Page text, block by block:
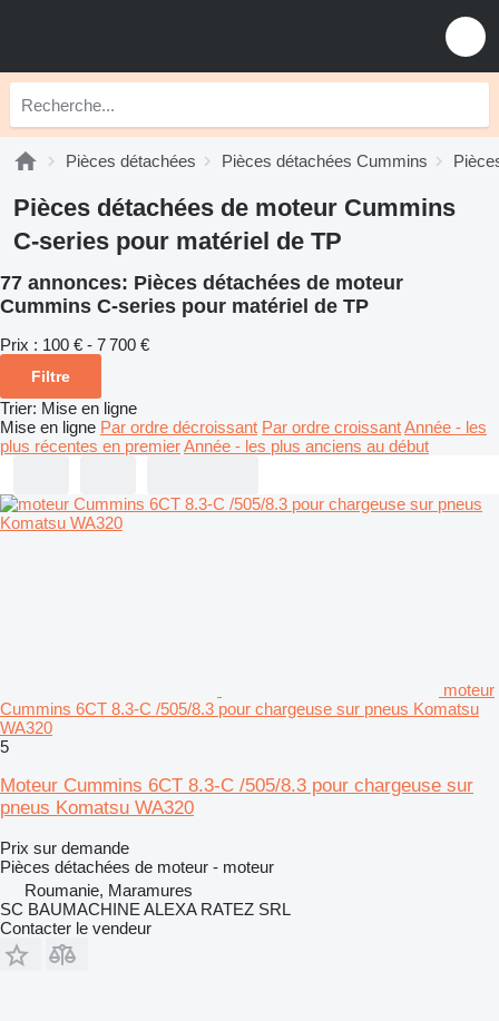
Pièces détachées Pièces détachées Cummins
Pièces détachées de moteur Cummins
C-series pour matériel de TP
77 annonces: Pièces détachées de moteur
Cummins C-series pour matériel de TP
Prix : 100 € - 7 700 €
Filtre
Trier: Mise en ligne
Mise en ligne Par ordre décroissant Par ordre croissantAnnée - les
plus récentes en premierAnnée - les plus anciens au début
moteur
Cummins 6CT 8.3-C /505/8.3 pour chargeuse sur pneus Komatsu
WA320
5
Moteur Cummins 6CT 8.3-C /505/8.3 pour chargeuse sur
pneus Komatsu WA320
Prix sur demande
Pièces détachées de moteur - moteur
Roumanie, Maramures
SC BAUMACHINE ALEXA RATEZ SRL
Contacter le vendeur